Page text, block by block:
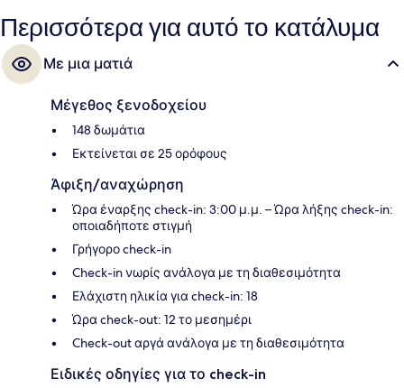
Περισσότερα για αυτό το κατάλυμα
Με μια ματιά
Μέγεθος ξενοδοχείου
148 δωμάτια
Εκτείνεται σε 25 ορόφους
Άφιξη/αναχώρηση
Ώρα έναρξης check-in: 3:00 μ.μ. – Ώρα λήξης check-in:
οποιαδήποτε στιγμή
Γρήγορο check-in
Check-in νωρίς ανάλογα με τη διαθεσιμότητα
Ελάχιστη ηλικία για check-in: 18
Ώρα check-out: 12 το μεσημέρι
Check-out αργά ανάλογα με τη διαθεσιμότητα
Ειδικές οδηγίες για το check-in